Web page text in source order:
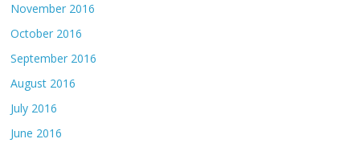
November 2016
October 2016
September 2016
August 2016
July 2016
June 2016